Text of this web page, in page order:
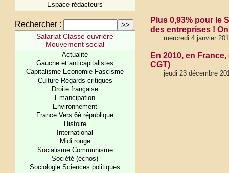
Espace rédacteurs
Rechercher :
Salariat Classe ouvrière
Mouvement social
Actualité
Gauche et anticapitalistes
Capitalisme Economie Fascisme
Culture Regards critiques
Droite française
Emancipation
Environnement
France Vers 6è république
Histoire
International
Midi rouge
Socialisme Communisme
Société (échos)
Sociologie Sciences politiques
Plus 0,93% pour le
des entreprises !
mercredi 4 janvier
En 2010, en
CGT)
jeudi 23 décembre